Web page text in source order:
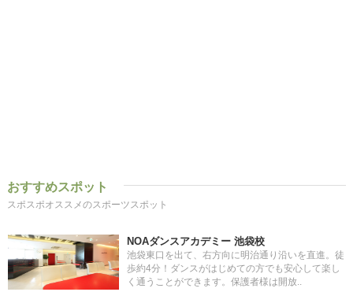
おすすめスポット
スポスポオススメのスポーツスポット
NOAダンスアカデミー 池袋校
池袋東口を出て、右方向に明治通り沿いを直進。徒
歩約4分！ダンスがはじめての方でも安心して楽し
く通うことができます。保護者様は開放..